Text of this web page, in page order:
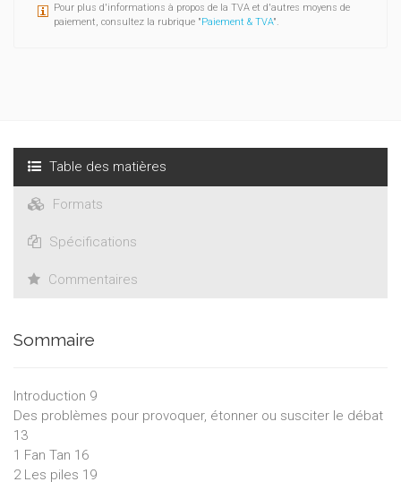
Pour plus d'informations à propos de la TVA et d'autres moyens de
paiement, consultez la rubrique "Paiement & TVA".
Table des matières
Formats
Spécifications
Commentaires
Sommaire
Introduction 9
Des problèmes pour provoquer, étonner ou susciter le débat
13
1 Fan Tan 16
2 Les piles 19